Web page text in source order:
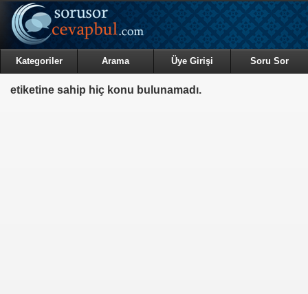
Kategoriler Arama Üye Girişi Soru Sor
etiketine sahip hiç konu bulunamadı.